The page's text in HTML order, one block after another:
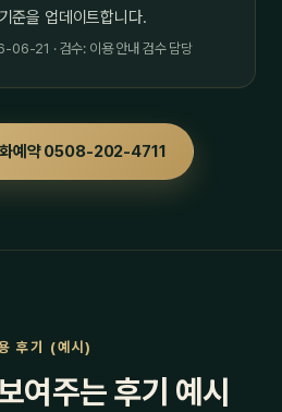
준을 업데이트합니다.
06-21 · 검수: 이용 안내 검수 담당
화예약 0508-202-4711
후기 (예시)
여주는 후기 예시